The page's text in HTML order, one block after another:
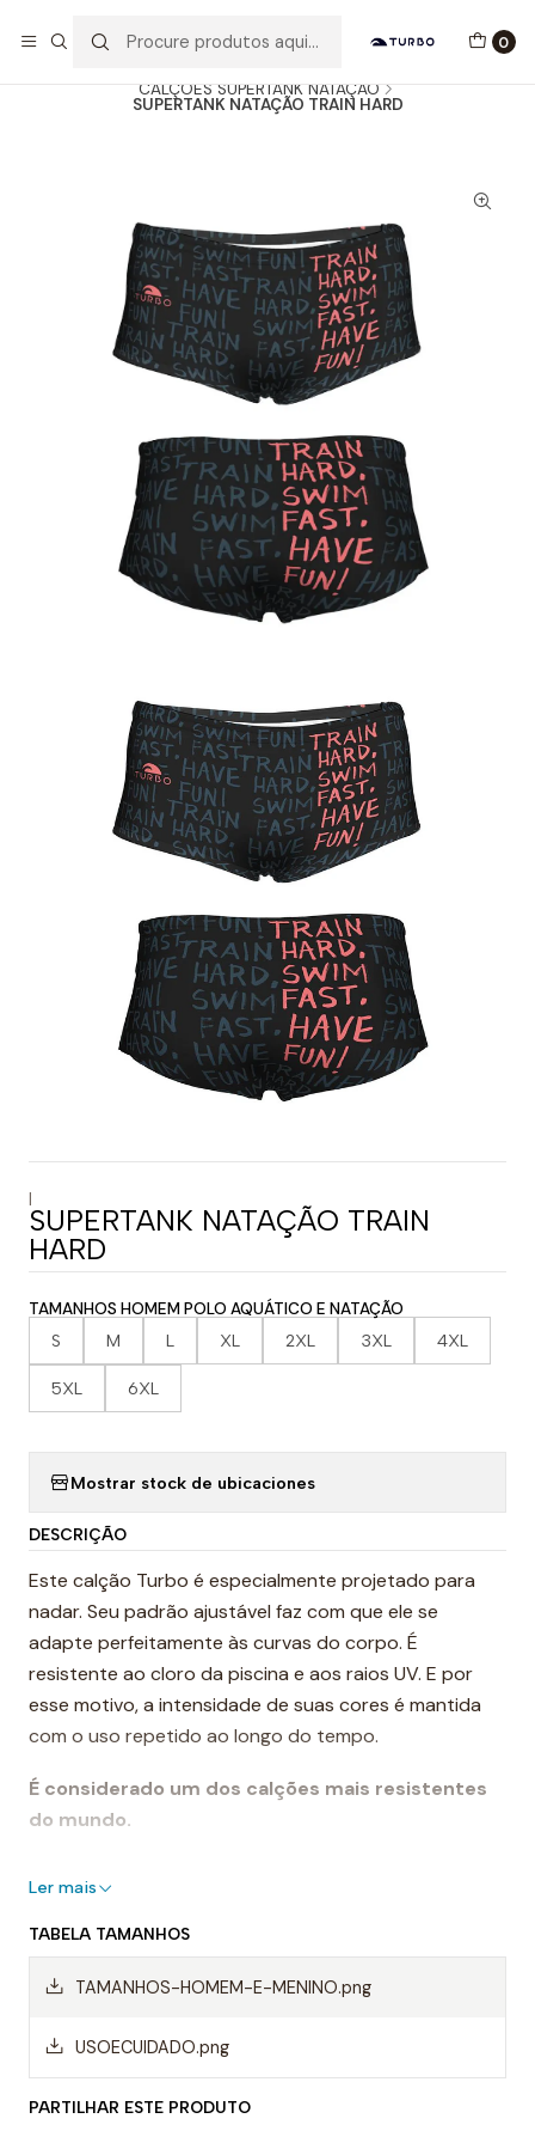
0
CALÇÕES SUPERTANK NATAÇÃO
SUPERTANK NATAÇÃO TRAIN HARD
|
SUPERTANK NATAÇÃO TRAIN
HARD
TAMANHOS HOMEM POLO AQUÁTICO E NATAÇÃO
S M L XL 2XL 3XL 4XL
5XL 6XL
Mostrar stock de ubicaciones
DESCRIÇÃO
Este calção Turbo é especialmente projetado para
nadar. Seu padrão ajustável faz com que ele se
adapte perfeitamente às curvas do corpo. É
resistente ao cloro da piscina e aos raios UV. E por
esse motivo, a intensidade de suas cores é mantida
com o uso repetido ao longo do tempo.
É considerado um dos calções mais resistentes
do mundo.
- Costuras reforçadas
- Cordão ajustável
- Resistente ao cloro
- Composição: 55% poliéster PBT, 45% poliéster
Uso recomendado:
Ler mais
TABELA TAMANHOS
TAMANHOS-HOMEM-E-MENINO.png
USOECUIDADO.png
PARTILHAR ESTE PRODUTO